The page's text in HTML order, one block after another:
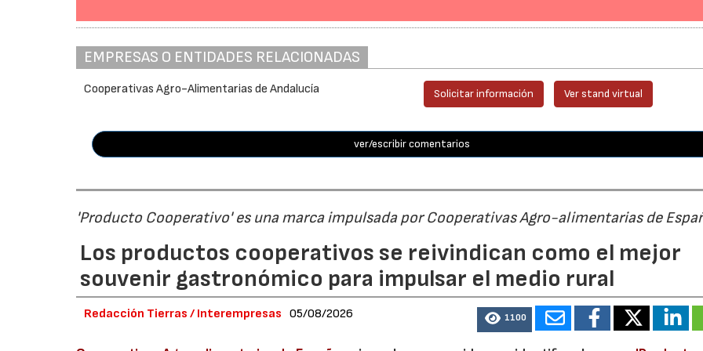
EMPRESAS O ENTIDADES RELACIONADAS
Cooperativas Agro-Alimentarias de Andalucía Solicitar información Ver stand virtual
ver/escribir comentarios
'Producto Cooperativo' es una marca impulsada por Cooperativas Agro-alimentarias de
Los productos cooperativos se reivindican como el mejor
souvenir gastronómico para impulsar el medio rural
Redacción Tierras / Interempresas 05/08/2026 1100